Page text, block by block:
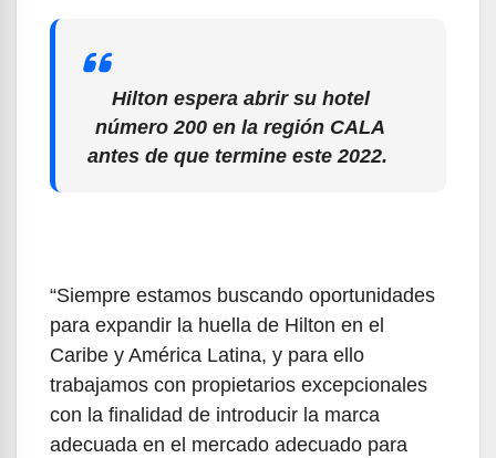
Hilton espera abrir su hotel
número 200 en la región CALA
antes de que termine este 2022.
“Siempre estamos buscando oportunidades
para expandir la huella de Hilton en el
Caribe y América Latina, y para ello
trabajamos con propietarios excepcionales
con la finalidad de introducir la marca
adecuada en el mercado adecuado para